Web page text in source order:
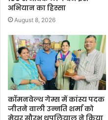
अभियान का हिस्सा
August 8, 2026
कॉमनवेल्थ गेम्स में कांस्य पदक
जीतने वाली उन्नति शर्मा को